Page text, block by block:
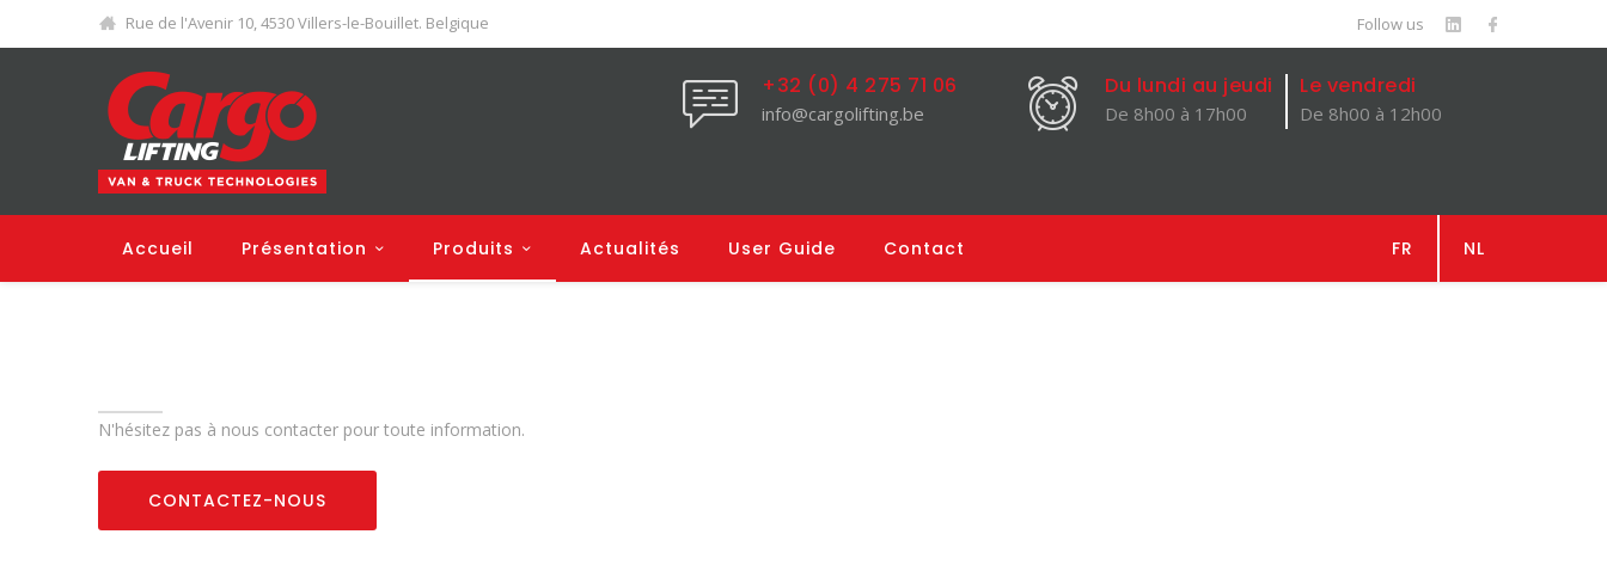
Rue de l'Avenir 10, 4530 Villers-le-Bouillet. Belgique Follow us
+32 (0) 4 275 71 06
info@cargolifting.be
Du lundi au jeudi
De 8h00 à 17h00
Le vendredi
De 8h00 à 12h00
Accueil Présentation Produits Actualités User Guide Contact FR NL
N'hésitez pas à nous contacter pour toute information.
CONTACTEZ-NOUS